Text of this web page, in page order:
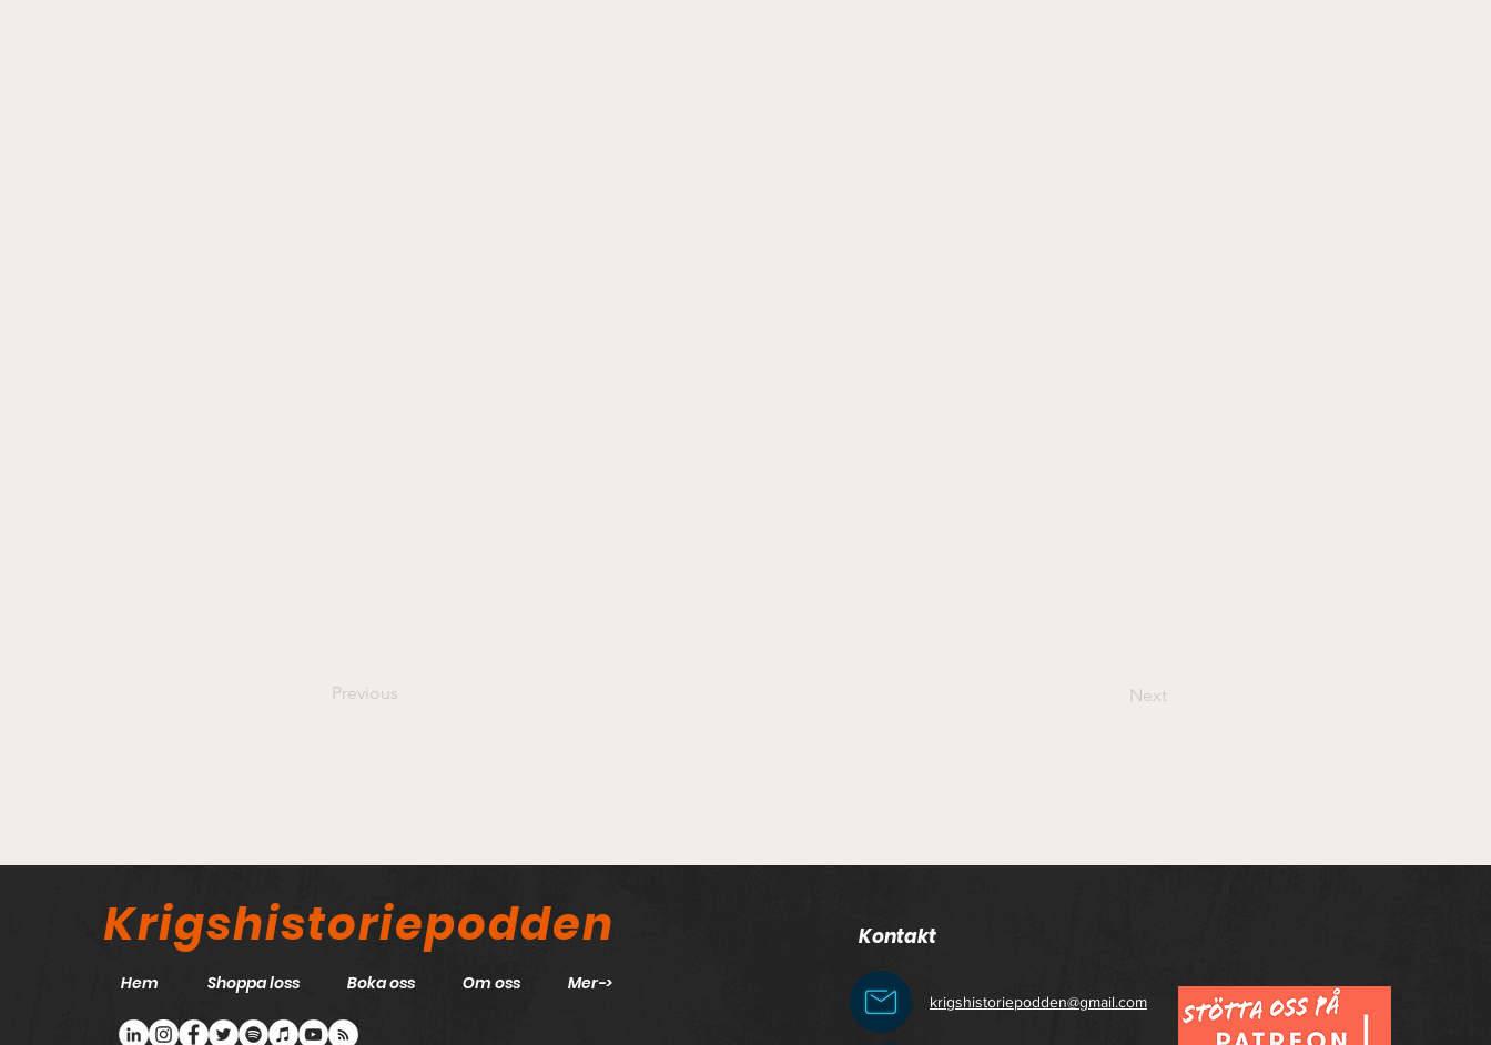
Previous Next
Krigshistoriepodden
Hem Shoppa loss Boka oss Om oss Mer->
Kontakt
krigshistoriepodden@gmail.com